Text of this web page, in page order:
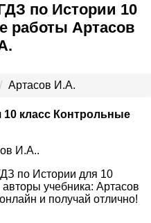
по Истории 10
работы Артасов
Артасов И.А.
10 класс Контрольные
И.А..
по Истории для 10
учебника: Артасов
и получай отлично!